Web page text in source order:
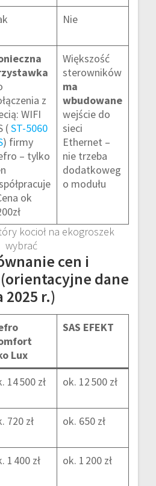
Nie
z
WIFI
(ST-5060
) firmy
– tylko
ok
Większość
sterowników
ma
wbudowane
wejście do
sieci
Ethernet –
nie trzeba
dodatkoweg
o modułu
kocioł na ekogroszek
wybrać
cen i
dane
2025 r.)
Lux
SAS EFEKT
14 500 zł ok. 12 500 zł
720 zł ok. 650 zł
1 400 zł ok. 1 200 zł